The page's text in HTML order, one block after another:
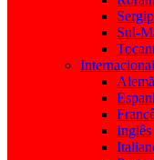
Sul-
Inglês